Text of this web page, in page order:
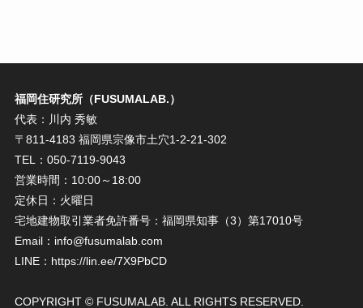
福岡住研究所（FUSUMALAB.）
代表：川内 秀敏
〒811-4183 福岡県宗像市土穴1-2-21-302
TEL：050-7119-9043
営業時間：10:00～18:00
定休日：火曜日
宅地建物取引業者免許番号：福岡県知事（3）第17010号
Email：info@fusumalab.com
LINE：https://lin.ee/7X9PbCD
COPYRIGHT © FUSUMALAB. ALL RIGHTS RESERVED.